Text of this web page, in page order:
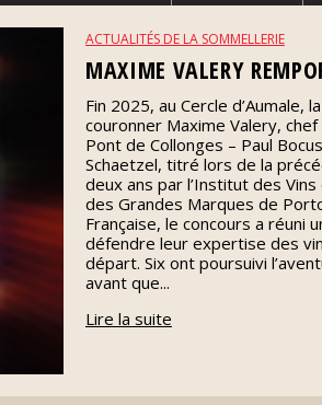
ACTUALITÉS DE LA SOMMELLERIE
MAXIME VALERY
Fin 2025, au Cercle
couronner Maxime Valery,
Pont de Collonges – Paul
Schaetzel, titré lors de la
deux ans par l’Institut des
des Grandes Marques de
Française, le concours a réuni
défendre leur expertise des
départ. Six ont poursuivi
avant que...
Lire la suite